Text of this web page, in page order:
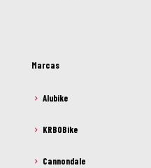
Marcas
Alubike
KRBOBike
Cannondale